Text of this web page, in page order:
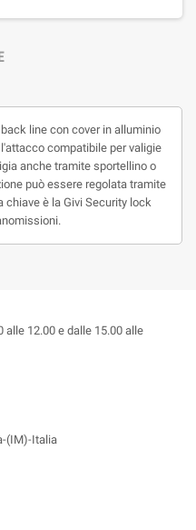
line con cover in alluminio
compatibile per valigie
anche tramite sportellino o
può essere regolata tramite
chiave è la Givi Security lock
12.00 e dalle 15.00 alle
(IM)-Italia